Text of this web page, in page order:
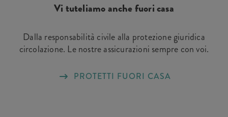
Vi tuteliamo anche fuori casa
Dalla responsabilità civile alla protezione giuridica
circolazione. Le nostre assicurazioni sempre con voi.
PROTETTI FUORI CASA